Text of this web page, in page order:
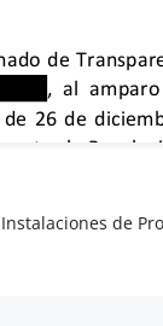
Instalaciones de